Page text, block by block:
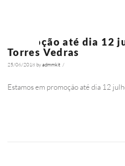
Promoção até dia 12
Torres Vedras
25/06/2018 byadmmkit /
Estamos em promoção até dia 12